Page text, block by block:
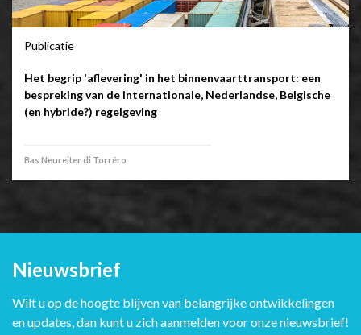
Publicatie
Het begrip 'aflevering' in het binnenvaarttransport: een
bespreking van de internationale, Nederlandse, Belgische
(en hybride?) regelgeving
Bas Neureiter di Torréro
Nieuwsbrief
Wilt u op de hoogte blijven van belangrijke ontwikkelingen
en updates, dan kunt u zich aanmelden voor onze nieuwsbrief!